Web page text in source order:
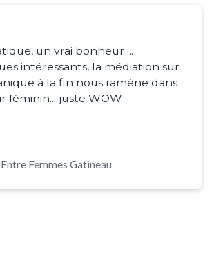
un vrai bonheur ...
intéressants, la médiation sur
à la fin nous ramène dans
féminin... juste WOW
Femmes Gatineau